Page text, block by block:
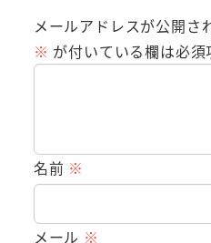
メールアドレスが公開さ
※ が付いている欄は必須
名前 ※
メール ※